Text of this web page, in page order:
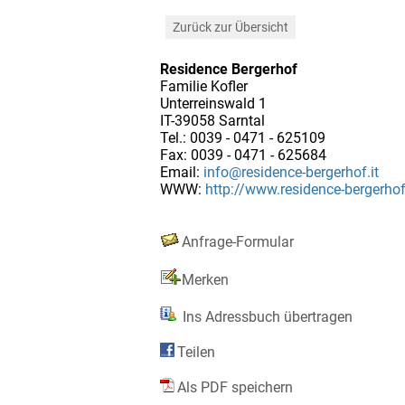
Zurück zur Übersicht
Residence Bergerhof
Familie Kofler
Unterreinswald 1
IT-39058 Sarntal
Tel.: 0039 - 0471 - 625109
Fax: 0039 - 0471 - 625684
Email: info@residence-bergerhof.it
WWW: http://www.residence-
Anfrage-Formular
Merken
Ins Adressbuch übertragen
Teilen
Als PDF speichern